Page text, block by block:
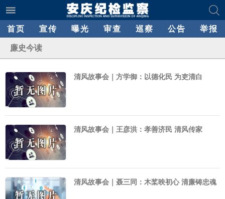
首页 宣传 曝光 审查 巡察 公告 举报
廉史今读
清风故事会｜方学御：以德化民 为吏清白
清风故事会｜王彦洪：孝善济民 清风传家
清风故事会｜聂三同：木桨映初心 清廉铸忠魂